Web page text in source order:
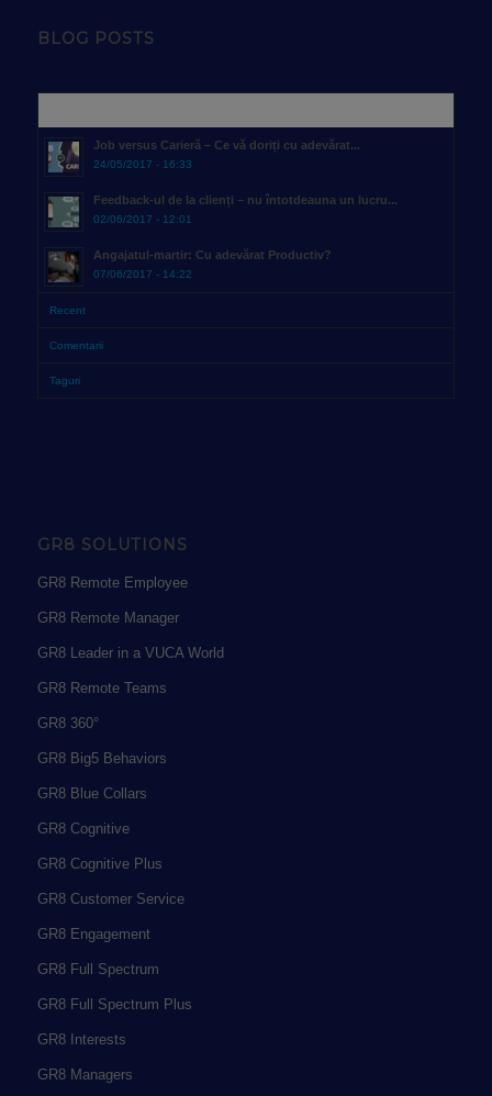
BLOG POSTS
Job versus Carieră – Ce vă doriți cu adevărat...
24/05/2017 - 16:33
Feedback-ul de la clienți – nu întotdeauna un lucru...
02/06/2017 - 12:01
Angajatul-martir: Cu adevărat Productiv?
07/06/2017 - 14:22
Recent
Comentarii
Taguri
GR8 SOLUTIONS
GR8 Remote Employee
GR8 Remote Manager
GR8 Leader in a VUCA World
GR8 Remote Teams
GR8 360°
GR8 Big5 Behaviors
GR8 Blue Collars
GR8 Cognitive
GR8 Cognitive Plus
GR8 Customer Service
GR8 Engagement
GR8 Full Spectrum
GR8 Full Spectrum Plus
GR8 Interests
GR8 Managers